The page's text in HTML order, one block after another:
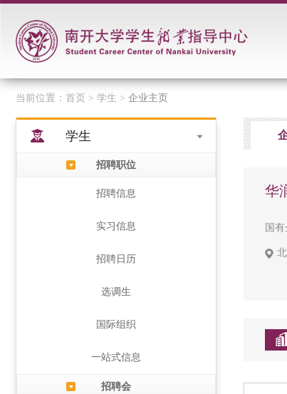
当前位置： 首页 > 学生 > 企业主页
学生
招聘职位
招聘信息
实习信息
招聘日历
选调生
国际组织
一站式信息
招聘会
华
国